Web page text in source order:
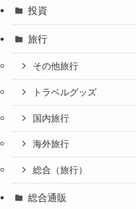
投資
旅行
その他旅行
トラベルグッズ
国内旅行
海外旅行
総合（旅行）
総合通販